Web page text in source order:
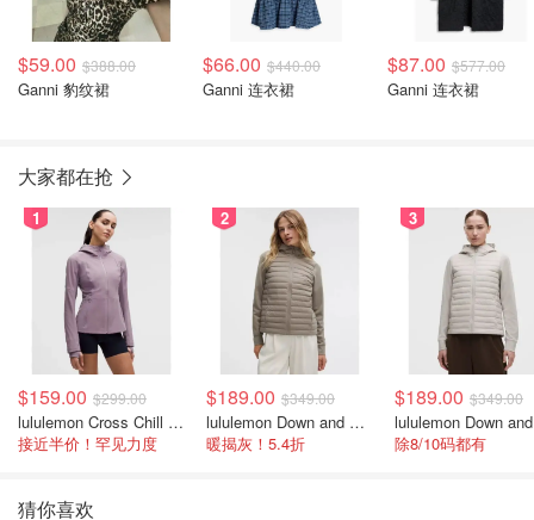
$59.00 $388.00
Ganni 豹纹裙
$66.00 $440.00
Ganni 连衣裙
$87.00 $577.00
Ganni 连衣裙
大家都在抢
1
$159.00 $299.00
lululemon Cross Chill 女士运动外套
接近半价！罕见力度
2
$189.00 $349.00
lululemon Down and Around 羽绒夹克
暖揭灰！5.4折
3
$189.00 $349.00
除8/10码都有
猜你喜欢